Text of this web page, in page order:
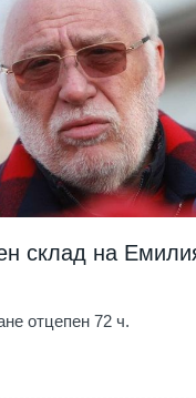
склад на
отцепен 72 ч.